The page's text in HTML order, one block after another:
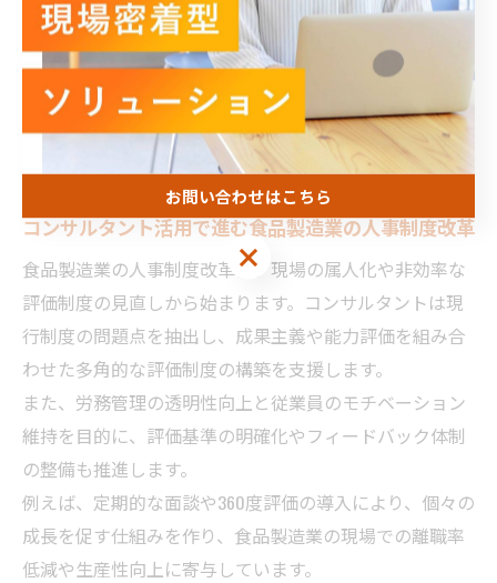
上を両立させることができます。
具体例として、繁忙期に応じた短期契約社員の活用や、
スキルに応じたクロストレーニングの導入があり、これ
らは食品製造業の現場で柔軟な人事管理を実現する有効
コンサルタント活用で進む食品製造業の人事制度改革
食品製造業の人事制度改革は、現場の属人化や非効率な
評価制度の見直しから始まります。コンサルタントは現
行制度の問題点を抽出し、成果主義や能力評価を組み合
わせた多角的な評価制度の構築を支援します。
また、労務管理の透明性向上と従業員のモチベーション
維持を目的に、評価基準の明確化やフィードバック体制
の整備も推進します。
例えば、定期的な面談や360度評価の導入により、個々の
成長を促す仕組みを作り、食品製造業の現場での離職率
低減や生産性向上に寄与しています。
お問い合わせはこちら
お問い合わせはこちら